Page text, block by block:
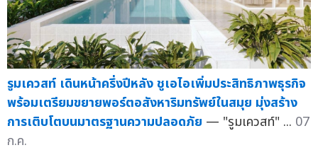
รูมเควสท์ เดินหน้าครึ่งปีหลัง ชูเอไอเพิ่มประสิทธิภาพธุรกิจ
พร้อมเตรียมขยายพอร์ตอสังหาริมทรัพย์ในสมุย มุ่งสร้าง
การเติบโตบนมาตรฐานความปลอดภัย — "รูมเควสท์" ... 07
ก.ค.